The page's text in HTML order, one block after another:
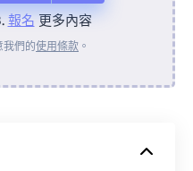
雲端硬碟
報名更多內容
我們的使用條款 。